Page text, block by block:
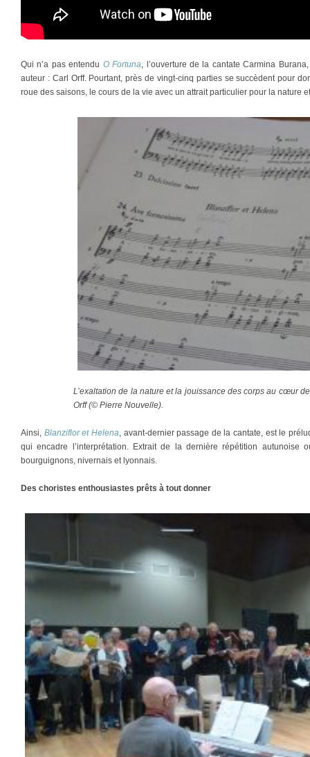
Qui n’a pas entendu O Fortuna, l’ouverture de la cantate Carmina
auteur : Carl Orff. Pourtant, près de vingt-cinq parties se succèdent pour
roue des saisons, le cours de la vie avec un attrait particulier pour la nature
L’exaltation de la nature et la jouissance des corps au cœur
Orff (© Pierre Nouvelle).
Ainsi, Blanziflor et Helena, avant-dernier passage de la cantate, est le
qui encadre l’interprétation. Extrait de la dernière répétition autunoise
bourguignons, nivernais et lyonnais.
Des choristes enthousiastes prêts à tout donner